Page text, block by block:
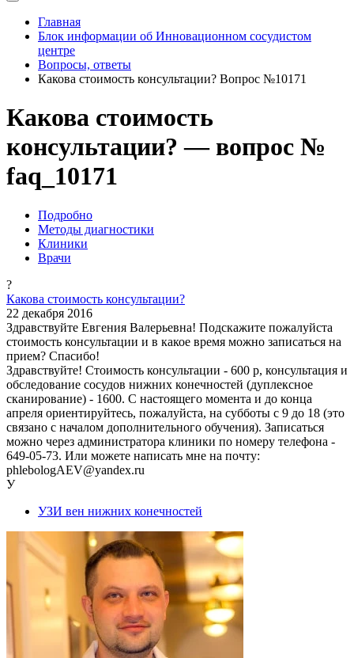
Главная
Блок информации об Инновационном сосудистом
центре
Вопросы, ответы
Какова стоимость консультации? Вопрос №10171
Какова стоимость
консультации? — вопрос №
faq_10171
Подробно
Методы диагностики
Клиники
Врачи
?
Какова стоимость консультации?
22 декабря 2016
Здравствуйте Евгения Валерьевна! Подскажите пожалуйста
стоимость консультации и в какое время можно записаться на
прием? Спасибо!
Здравствуйте! Стоимость консультации - 600 р, консультация и
обследование сосудов нижних конечностей (дуплексное
сканирование) - 1600. С настоящего момента и до конца
апреля ориентируйтесь, пожалуйста, на субботы с 9 до 18 (это
связано с началом дополнительного обучения). Записаться
можно через администратора клиники по номеру телефона -
649-05-73. Или можете написать мне на почту:
phlebologAEV@yandex.ru
У
УЗИ вен нижних конечностей